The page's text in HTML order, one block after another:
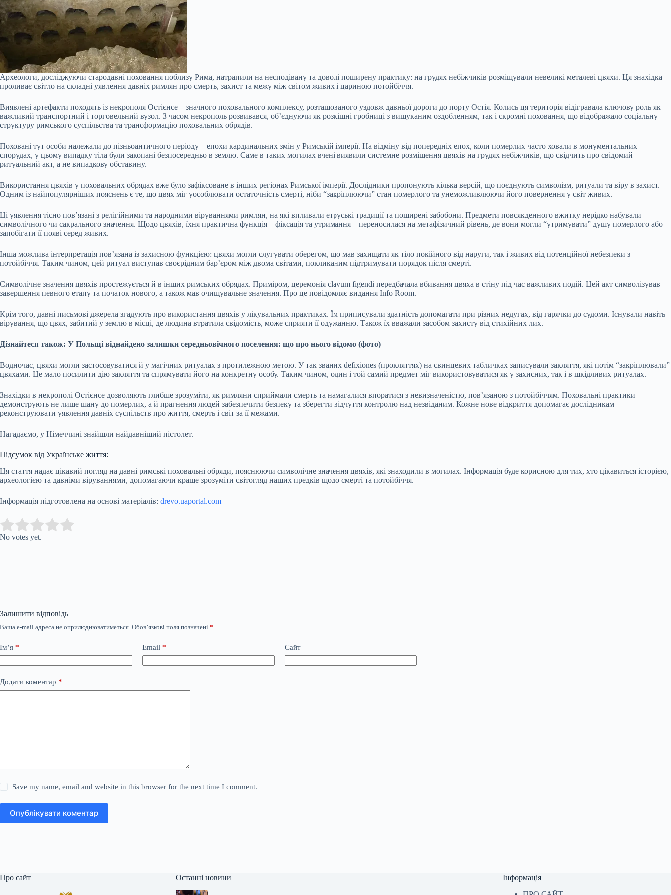
Археологи, досліджуючи стародавні поховання поблизу Рима, натрапили на несподівану та доволі поширену практику: на грудях небіжчиків розміщували невеликі металеві цвяхи. Ця знахідка
проливає світло на складні уявлення давніх римлян про смерть, захист та межу між світом живих і цариною потойбіччя.
Виявлені артефакти походять із некрополя Остієнсе – значного поховального комплексу, розташованого уздовж давньої дороги до порту Остія. Колись ця територія відігравала ключову роль як
важливий транспортний і торговельний вузол. З часом некрополь розвивався, об’єднуючи як розкішні гробниці з вишуканим оздобленням, так і скромні поховання, що відображало соціальну
структуру римського суспільства та трансформацію поховальних обрядів.
Поховані тут особи належали до пізньоантичного періоду – епохи кардинальних змін у Римській імперії. На відміну від попередніх епох, коли померлих часто ховали в монументальних
спорудах, у цьому випадку тіла були закопані безпосередньо в землю. Саме в таких могилах вчені виявили системне розміщення цвяхів на грудях небіжчиків, що свідчить про свідомий
ритуальний акт, а не випадкову обставину.
Використання цвяхів у поховальних обрядах вже було зафіксоване в інших регіонах Римської імперії. Дослідники пропонують кілька версій, що поєднують символізм, ритуали та віру в захист.
Одним із найпопулярніших пояснень є те, що цвях міг уособлювати остаточність смерті, ніби “закріплюючи” стан померлого та унеможливлюючи його повернення у світ живих.
Ці уявлення тісно пов’язані з релігійними та народними віруваннями римлян, на які впливали етруські традиції та поширені забобони. Предмети повсякденного вжитку нерідко набували
символічного чи сакрального значення. Щодо цвяхів, їхня практична функція – фіксація та утримання – переносилася на метафізичний рівень, де вони могли “утримувати” душу померлого або
запобігати її появі серед живих.
Інша можлива інтерпретація пов’язана із захисною функцією: цвяхи могли слугувати оберегом, що мав захищати як тіло покійного від наруги, так і живих від потенційної небезпеки з
потойбіччя. Таким чином, цей ритуал виступав своєрідним бар’єром між двома світами, покликаним підтримувати порядок після смерті.
Символічне значення цвяхів простежується й в інших римських обрядах. Приміром, церемонія clavum figendi передбачала вбивання цвяха в стіну під час важливих подій. Цей акт символізував
завершення певного етапу та початок нового, а також мав очищувальне значення. Про це повідомляє видання Info Room.
Крім того, давні письмові джерела згадують про використання цвяхів у лікувальних практиках. Їм приписували здатність допомагати при різних недугах, від гарячки до судоми. Існували навіть
вірування, що цвях, забитий у землю в місці, де людина втратила свідомість, може сприяти її одужанню. Також їх вважали засобом захисту від стихійних лих.
Дізнайтеся також: У Польщі віднайдено залишки середньовічного поселення: що про нього відомо (фото)
Водночас, цвяхи могли застосовуватися й у магічних ритуалах з протилежною метою. У так званих defixiones (прокляттях) на свинцевих табличках записували закляття, які потім “закріплювали”
цвяхами. Це мало посилити дію закляття та спрямувати його на конкретну особу. Таким чином, один і той самий предмет міг використовуватися як у захисних, так і в шкідливих ритуалах.
Знахідки в некрополі Остієнсе дозволяють глибше зрозуміти, як римляни сприймали смерть та намагалися впоратися з невизначеністю, пов’язаною з потойбіччям. Поховальні практики
демонструють не лише шану до померлих, а й прагнення людей забезпечити безпеку та зберегти відчуття контролю над незвіданим. Кожне нове відкриття допомагає дослідникам
реконструювати уявлення давніх суспільств про життя, смерть і світ за її межами.
Нагадаємо, у Німеччині знайшли найдавніший пістолет.
Підсумок від Українське життя:
Ця стаття надає цікавий погляд на давні римські поховальні обряди, пояснюючи символічне значення цвяхів, які знаходили в могилах. Інформація буде корисною для тих, хто цікавиться історією,
археологією та давніми віруваннями, допомагаючи краще зрозуміти світогляд наших предків щодо смерті та потойбіччя.
Інформація підготовлена на основі матеріалів: drevo.uaportal.com
Rate this item:
No votes yet.
Залишити відповідь
Ваша e-mail адреса не оприлюднюватиметься. Обов’язкові поля позначені *
Ім’я * Email * Сайт
Додати коментар *
Save my name, email and website in this browser for the next time I comment.
Опублікувати коментар
Про сайт Останні новини
Інформація